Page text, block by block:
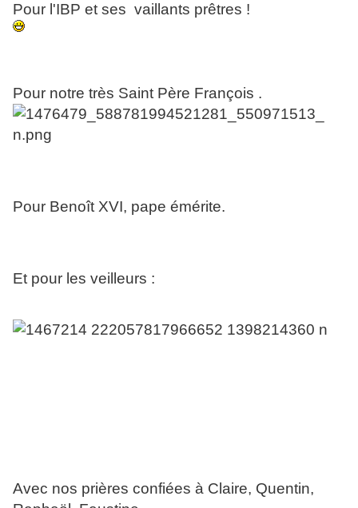
Pour l'IBP et ses vaillants prêtres !
Pour notre très Saint Père François .
Pour Benoît XVI, pape émérite.
Et pour les veilleurs :
Avec nos prières confiées à Claire, Quentin,